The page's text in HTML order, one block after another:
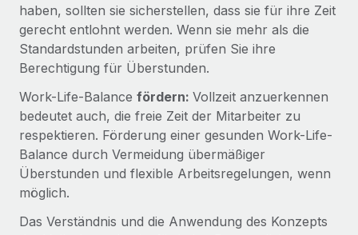
haben, sollten sie sicherstellen, dass sie für ihre Zeit
gerecht entlohnt werden. Wenn sie mehr als die
Standardstunden arbeiten, prüfen Sie ihre
Berechtigung für Überstunden.
Work-Life-Balance fördern: Vollzeit anzuerkennen
bedeutet auch, die freie Zeit der Mitarbeiter zu
respektieren. Förderung einer gesunden Work-Life-
Balance durch Vermeidung übermäßiger
Überstunden und flexible Arbeitsregelungen, wenn
möglich.
Das Verständnis und die Anwendung des Konzepts